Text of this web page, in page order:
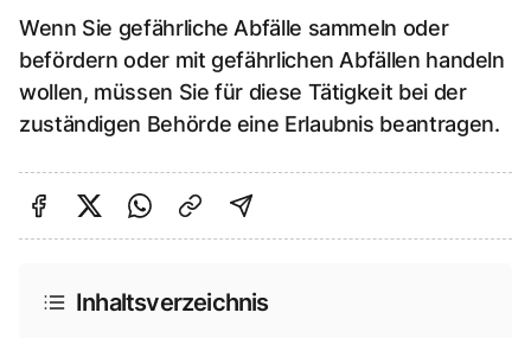
Wenn Sie gefährliche Abfälle sammeln oder
befördern oder mit gefährlichen Abfällen handeln
wollen, müssen Sie für diese Tätigkeit bei der
zuständigen Behörde eine Erlaubnis beantragen.
Auf Facebook teilen
Auf Twitter teilen
Per Link teilen
shareViaEmail
Inhaltsverzeichnis